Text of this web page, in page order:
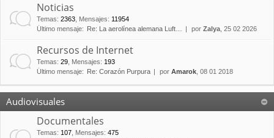
Noticias
Temas: 2363 Mensajes: 11954
Último mensaje:
Re: La aerolínea alemana Luft… por Zalya , 25 02 2026
Recursos de Internet
Temas: 29 Mensajes: 193
Último mensaje:
Re: Corazón Purpura por Amarok , 08 01 2018
Audiovisuales
Documentales
Temas: 107 Mensajes: 475